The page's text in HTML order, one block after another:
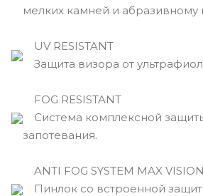
мелких камней и абразивному
UV RESISTANT
Защита визора от
FOG RESISTANT
Система комплексной
запотевания.
ANTI FOG SYSTEM MAX VISION
Пинлок со встроенной